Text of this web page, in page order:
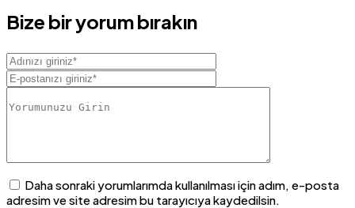
Bize bir yorum bırakın
Daha sonraki yorumlarımda kullanılması için adım, e-posta
adresim ve site adresim bu tarayıcıya kaydedilsin.